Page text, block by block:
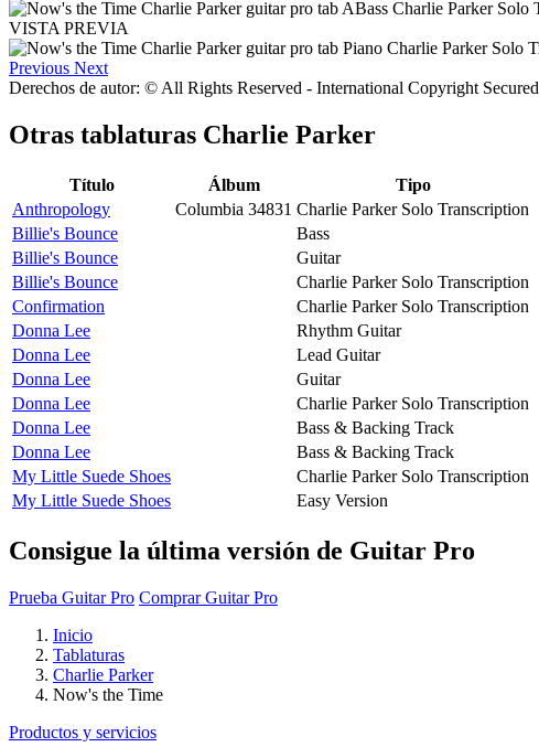
VISTA PREVIA
Previous Next
Derechos de autor: © All Rights Reserved - International Copyright Secured
Otras tablaturas Charlie Parker
Título Álbum
Tipo
Anthropology
Columbia 34831 Charlie Parker Solo Transcription
Billie's Bounce
Bass
Billie's Bounce
Guitar
Billie's Bounce
Charlie Parker Solo Transcription
Confirmation
Charlie Parker Solo Transcription
Donna Lee
Rhythm Guitar
Donna Lee
Lead Guitar
Donna Lee
Guitar
Donna Lee
Charlie Parker Solo Transcription
Donna Lee
Bass & Backing Track
Donna Lee
Bass & Backing Track
My Little Suede Shoes
Charlie Parker Solo Transcription
My Little Suede Shoes
Easy Version
Consigue la última versión de Guitar Pro
Prueba Guitar Pro Comprar Guitar Pro
Inicio
Tablaturas
Charlie Parker
Now's the Time
Productos y servicios